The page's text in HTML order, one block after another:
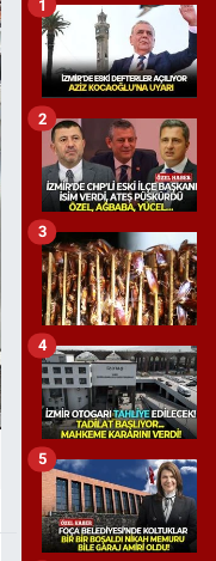
1
2
3
4
5